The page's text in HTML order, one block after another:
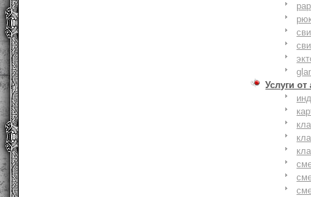
Услуги